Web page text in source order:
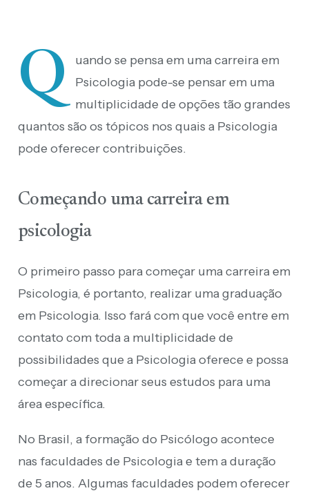
Q
uando se pensa em uma carreira em
Psicologia pode-se pensar em uma
multiplicidade de opções tão grandes
quantos são os tópicos nos quais a Psicologia
pode oferecer contribuições.
Começando uma carreira em
psicologia
O primeiro passo para começar uma carreira em
Psicologia, é portanto, realizar uma graduação
em Psicologia. Isso fará com que você entre em
contato com toda a multiplicidade de
possibilidades que a Psicologia oferece e possa
começar a direcionar seus estudos para uma
área específica.
No Brasil, a formação do Psicólogo acontece
nas faculdades de Psicologia e tem a duração
de 5 anos. Algumas faculdades podem oferecer